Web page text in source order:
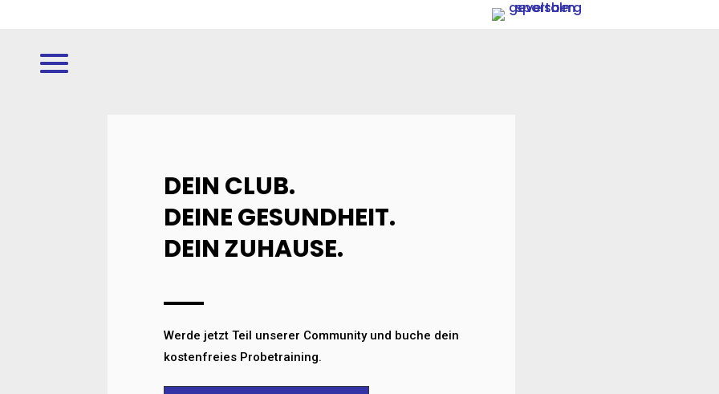
DEIN CLUB.
DEINE GESUNDHEIT.
DEIN ZUHAUSE.
Werde jetzt Teil unserer Community und buche dein
kostenfreies Probetraining.